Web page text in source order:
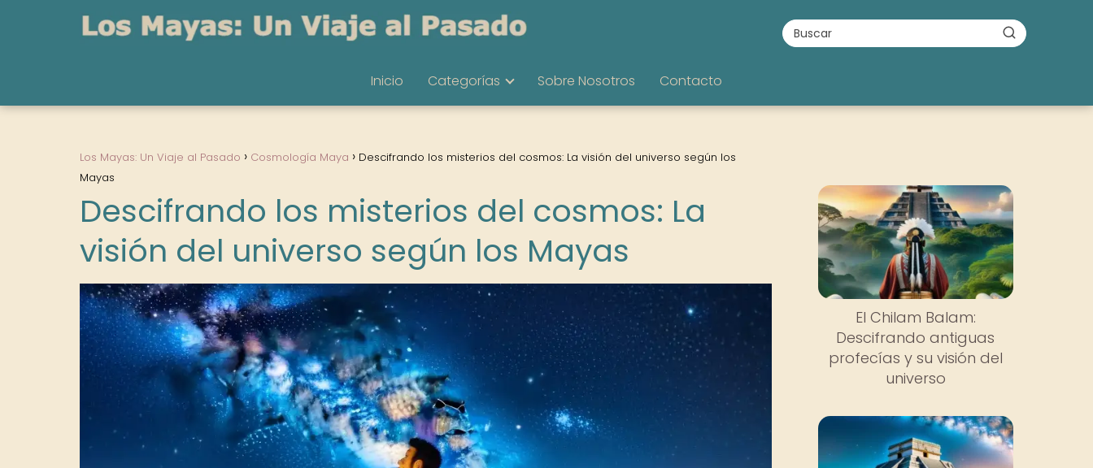
Inicio Categorías Sobre Nosotros Contacto
Los Mayas: Un Viaje al Pasado Cosmología Maya
Descifrando los misterios del cosmos: La visión del universo según los
Mayas
Descifrando los misterios del cosmos: La
visión del universo según los Mayas
El Chilam Balam:
Descifrando antiguas
profecías y su visión del
universo